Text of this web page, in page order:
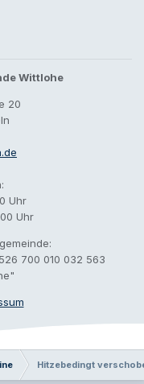
Wittlohe
20
Uhr
Uhr
700 010 032 563
Hitzebedingt